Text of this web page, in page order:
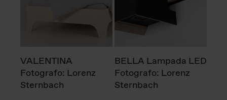
VALENTINA
Fotografo: Lorenz
Sternbach
BELLA Lampada LED
Fotografo: Lorenz
Sternbach